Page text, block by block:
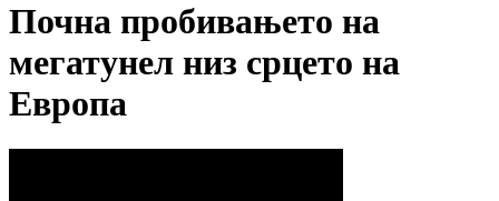
Почна пробивањето на
мегатунел низ срцето на
Европа